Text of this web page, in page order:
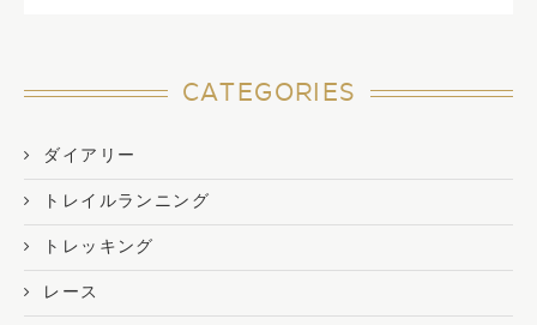
CATEGORIES
ダイアリー
トレイルランニング
トレッキング
レース